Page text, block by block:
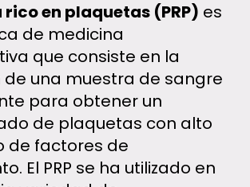
rico en plaquetas (PRP) es
de medicina
que consiste en la
de una muestra de sangre
para obtener un
de plaquetas con alto
de factores de
El PRP se ha utilizado en